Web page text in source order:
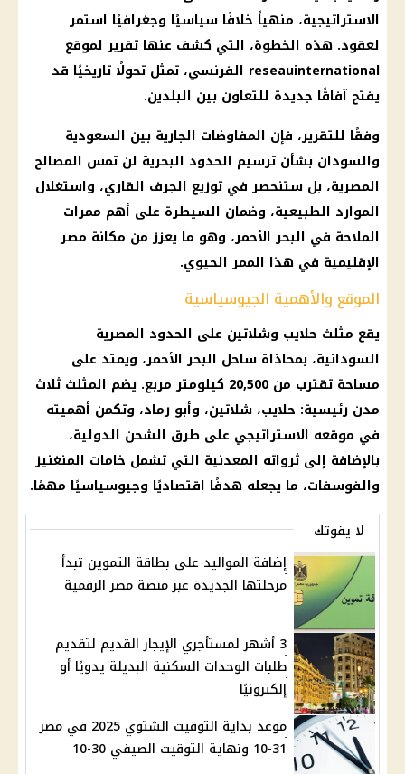
الاستراتيجية، منهياً خلافًا سياسيًا وجغرافيًا استمر
لعقود. هذه الخطوة، التي كشف عنها تقرير لموقع
reseauinternational الفرنسي، تمثل تحولًا تاريخيًا قد
يفتح آفاقًا جديدة للتعاون بين البلدين.
وفقًا للتقرير، فإن المفاوضات الجارية بين السعودية
والسودان بشأن ترسيم الحدود البحرية لن تمس المصالح
المصرية، بل ستنحصر في توزيع الجرف القاري، واستغلال
الموارد الطبيعية، وضمان السيطرة على أهم ممرات
الملاحة في البحر الأحمر، وهو ما يعزز من مكانة مصر
الإقليمية في هذا الممر الحيوي.
الموقع والأهمية الجيوسياسية
يقع مثلث حلايب وشلاتين على الحدود المصرية
السودانية، بمحاذاة ساحل البحر الأحمر، ويمتد على
مساحة تقترب من 20,500 كيلومتر مربع. يضم المثلث ثلاث
مدن رئيسية: حلايب، شلاتين، وأبو رماد، وتكمن أهميته
في موقعه الاستراتيجي على طرق الشحن الدولية،
بالإضافة إلى ثرواته المعدنية التي تشمل خامات المنغنيز
والفوسفات، ما يجعله هدفًا اقتصاديًا وجيوسياسيًا مهمًا.
لا يفوتك
إضافة المواليد على بطاقة التموين تبدأ
مرحلتها الجديدة عبر منصة مصر الرقمية
3 أشهر لمستأجري الإيجار القديم لتقديم
طلبات الوحدات السكنية البديلة يدويًا أو
إلكترونيًا
موعد بداية التوقيت الشتوي 2025 في مصر
31-10 ونهاية التوقيت الصيفي 30-10